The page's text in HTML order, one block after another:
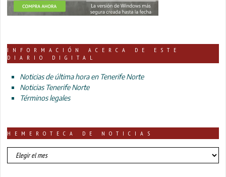
INFORMACIÓN ACERCA DE ESTE
DIARIO DIGITAL
Noticias de última hora en Tenerife Norte
Noticias Tenerife Norte
Términos legales
HEMEROTECA DE NOTICIAS
HEMEROTECA
DE